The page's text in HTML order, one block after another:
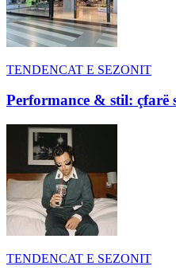
TENDENCAT E SEZONIT
Performance & stil: çfarë
TENDENCAT E SEZONIT